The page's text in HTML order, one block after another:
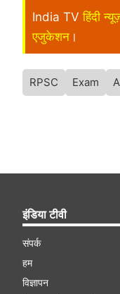
India TV हिंदी
एजुकेशन ।
RPSC Exam
इंडिया टीवी
संपर्क
हम
विज्ञापन